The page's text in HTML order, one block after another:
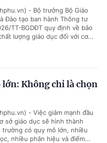
- Bộ trưởng Bộ Giáo
Đào tạo ban hành Thông tư
TT-BGDĐT quy định về bảo
lượng giáo dục đối với cơ...
Không chỉ là chọn
- Việc giảm mạnh đầu
sở giáo dục sẽ hình thành
trường có quy mô lớn, nhiều
nhiều phân hiệu và điểm...